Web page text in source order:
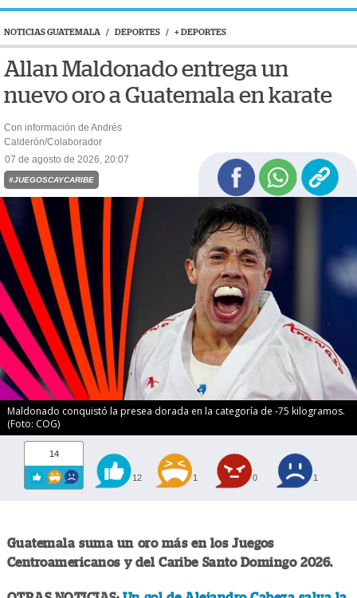
NOTICIAS GUATEMALA / DEPORTES / + DEPORTES
Allan Maldonado entrega un
nuevo oro a Guatemala en karate
Con información de Andrés
Calderón/Colaborador
07 de agosto de 2026, 20:07
#JUEGOSCAYCARIBE
Maldonado conquistó la presea dorada en la categoría de -75 kilogramos.
(Foto: COG)
14
12 1 0 1
Guatemala suma un oro más en los Juegos
Centroamericanos y del Caribe Santo Domingo 2026.